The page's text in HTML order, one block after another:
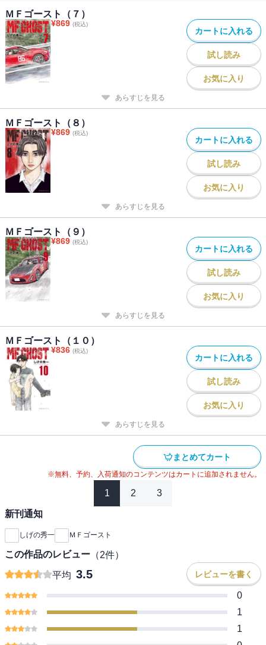
ＭＦゴースト（７）
¥869 (税込)
カートに入れる
試し読み
お気に入り
あらすじを見る
ＭＦゴースト（８）
¥869 (税込)
カートに入れる
試し読み
お気に入り
あらすじを見る
ＭＦゴースト（９）
¥869 (税込)
カートに入れる
試し読み
お気に入り
あらすじを見る
ＭＦゴースト（１０）
¥836 (税込)
カートに入れる
試し読み
お気に入り
あらすじを見る
まとめてカート
※無料、予約、入荷通知のコンテンツはカートに追加されません。
1 2 3
新刊通知
しげの秀一 ＭＦゴースト
この作品のレビュー （2件）
平均 3.5 レビューを書く
0
1
1